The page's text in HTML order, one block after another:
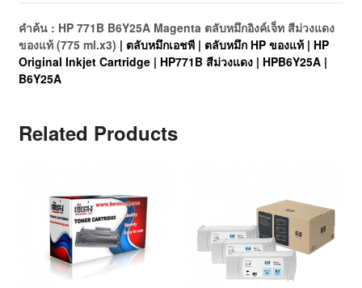
คำค้น : HP 771B B6Y25A Magenta ตลับหมึกอิงค์เจ็ท สีม่วงแดง
ของแท้ (775 ml.x3) | ตลับหมึกเอชพี | ตลับหมึก HP ของแท้ | HP
Original Inkjet Cartridge | HP771B สีม่วงแดง | HPB6Y25A |
B6Y25A
Related Products